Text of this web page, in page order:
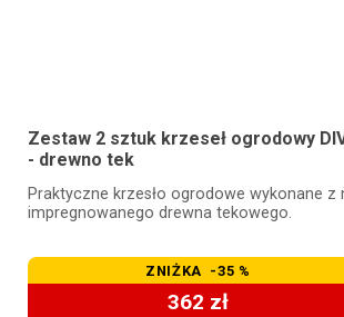
Zestaw 2 sztuk krzeseł ogrodowy
- drewno tek
Praktyczne krzesło ogrodowe wykonane z
impregnowanego drewna tekowego.
ZNIŻKA -35 %
362 zł